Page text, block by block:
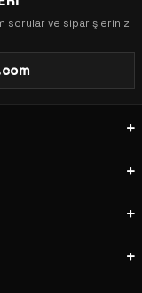
sorular ve siparişleriniz